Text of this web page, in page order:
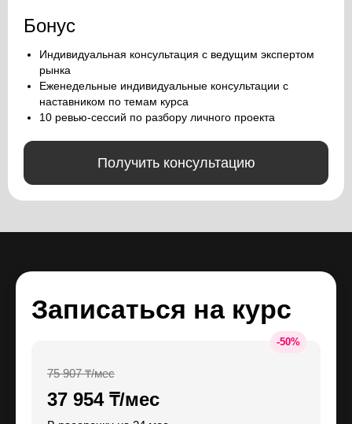
Бонус
Индивидуальная консультация с ведущим экспертом
рынка
Еженедельные индивидуальные консультации с
наставником по темам курса
10 ревью-сессий по разбору личного проекта
Получить консультацию
Записаться на курс
-50%
37 954 ₸/мес
75 907 ₸/мес